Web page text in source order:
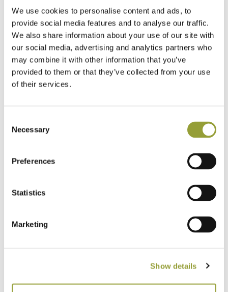
We use cookies to personalise content and ads, to
provide social media features and to analyse our traffic.
We also share information about your use of our site with
our social media, advertising and analytics partners who
may combine it with other information that you’ve
provided to them or that they’ve collected from your use
of their services.
Selection
Necessary
Preferences
Statistics
Marketing
Show details
l’impasto lavorando con un 75% di biga e per il restante
25% ho inserito farina integrale, associandovi una parte
cruscale. Quindi ho completato l’impasto aggiungendo lo
0,8% di malto, il 25% di sale ed il 30% di olio con una
idratazione finale del 87%. Ad impasto ultimato ho
aspettato quasi il raddoppio del suo volume, ho
effettuato la chiusura delle palline, senza mai dimenticare
prodotti agroalimentari di eccellenza bilanciati e decisi.
mozzarella julienne, stracciatella di bufala, soffice di
groppa di cintale e spuma di bazza di cintale, pepe nero